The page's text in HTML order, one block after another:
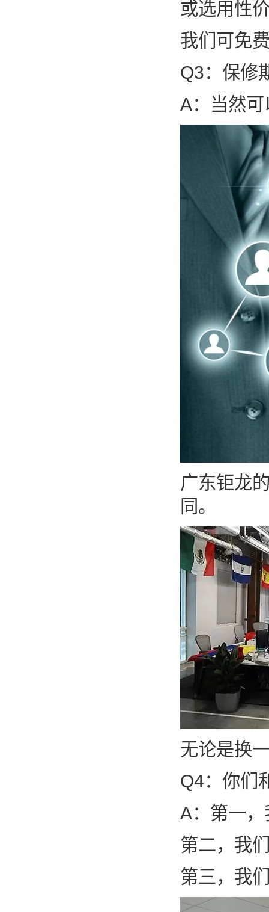
或选用性
我们可免
Q3：保修
A：当然可
广东钜龙
同。
无论是换
Q4：你们
A：第一
第二，我
第三，我